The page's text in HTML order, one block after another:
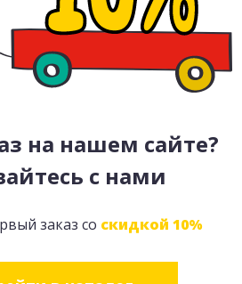
на нашем сайте?
с нами
заказ со скидкой 10%